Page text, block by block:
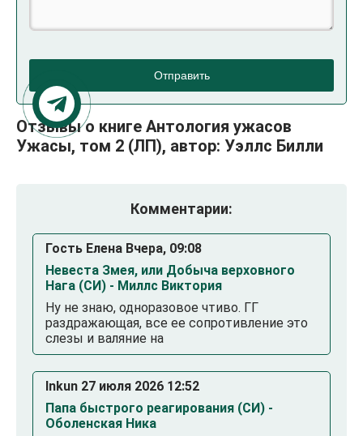
Отправить
Отзывы о книге Антология ужасов
Ужасы, том 2 (ЛП), автор: Уэллс Билли
Комментарии:
Гость Елена Вчера, 09:08
Невеста Змея, или Добыча верховного
Нага (СИ) - Миллс Виктория
Ну не знаю, одноразовое чтиво. ГГ
раздражающая, все ее сопротивление это
слезы и валяние на
Inkun 27 июля 2026 12:52
Папа быстрого реагирования (СИ) -
Оболенская Ника